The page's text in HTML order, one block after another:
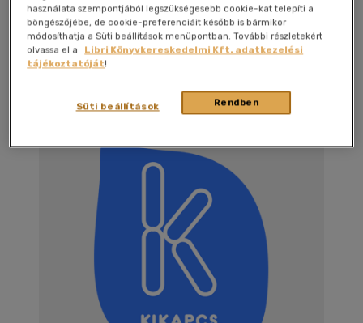
munkáját!
A Kikapcs.Alapítvány 7. éve segíti a sajátos
nevelési igényű (SNI) gyerekeket nevelő
szakmai támogatással és rendszeres
kikapcsolódási lehetőségek biztosításával.
használata szempontjából legszükségesebb cookie-kat telepíti a
böngészőjébe, de cookie-preferenciáit később is bármikor
módosíthatja a Süti beállítások menüpontban. További részletekért
olvassa el a
Libri Könyvkereskedelmi Kft. adatkezelési
tájékoztatóját!
Rendben
Süti beállítások